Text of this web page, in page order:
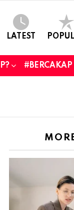
LATEST
#BERCAKAP